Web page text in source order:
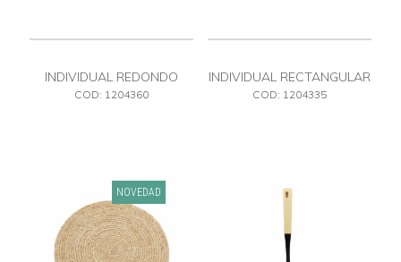
INDIVIDUAL REDONDO
ESTAMPADO
COD: 1204360
INDIVIDUAL RECTANGULAR
ESTAMPADO
COD: 1204335
NOVEDAD